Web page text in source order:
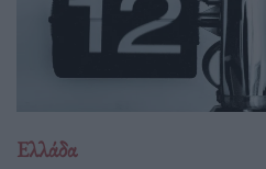
Ελλάδα